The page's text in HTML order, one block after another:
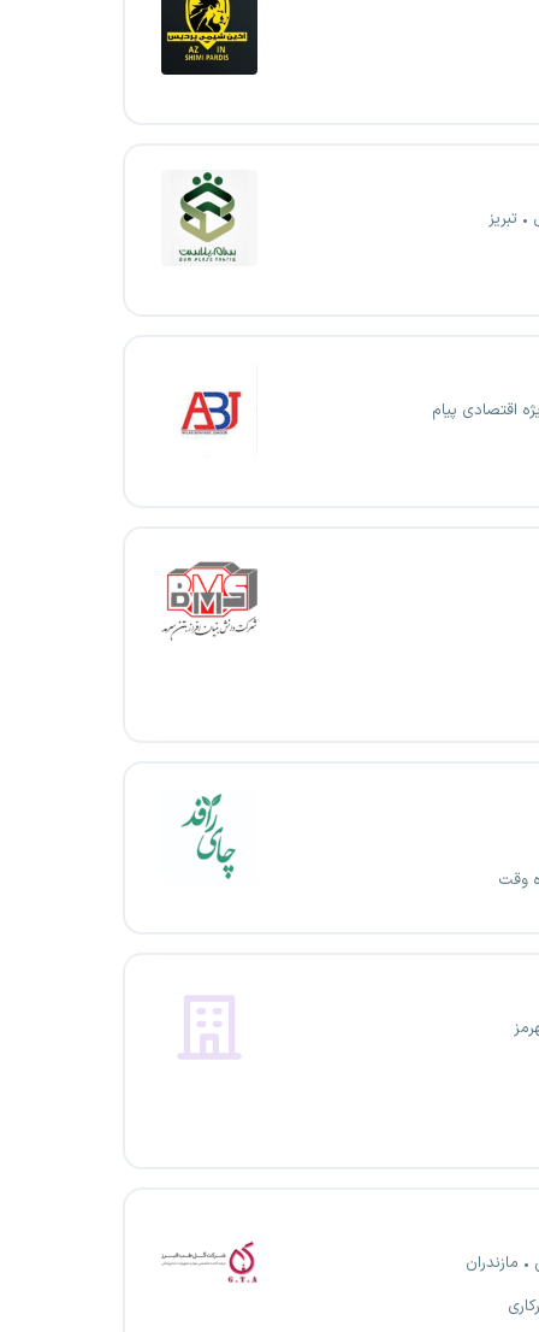
تبریز
اقتصادی پیام
وقت
مازندران